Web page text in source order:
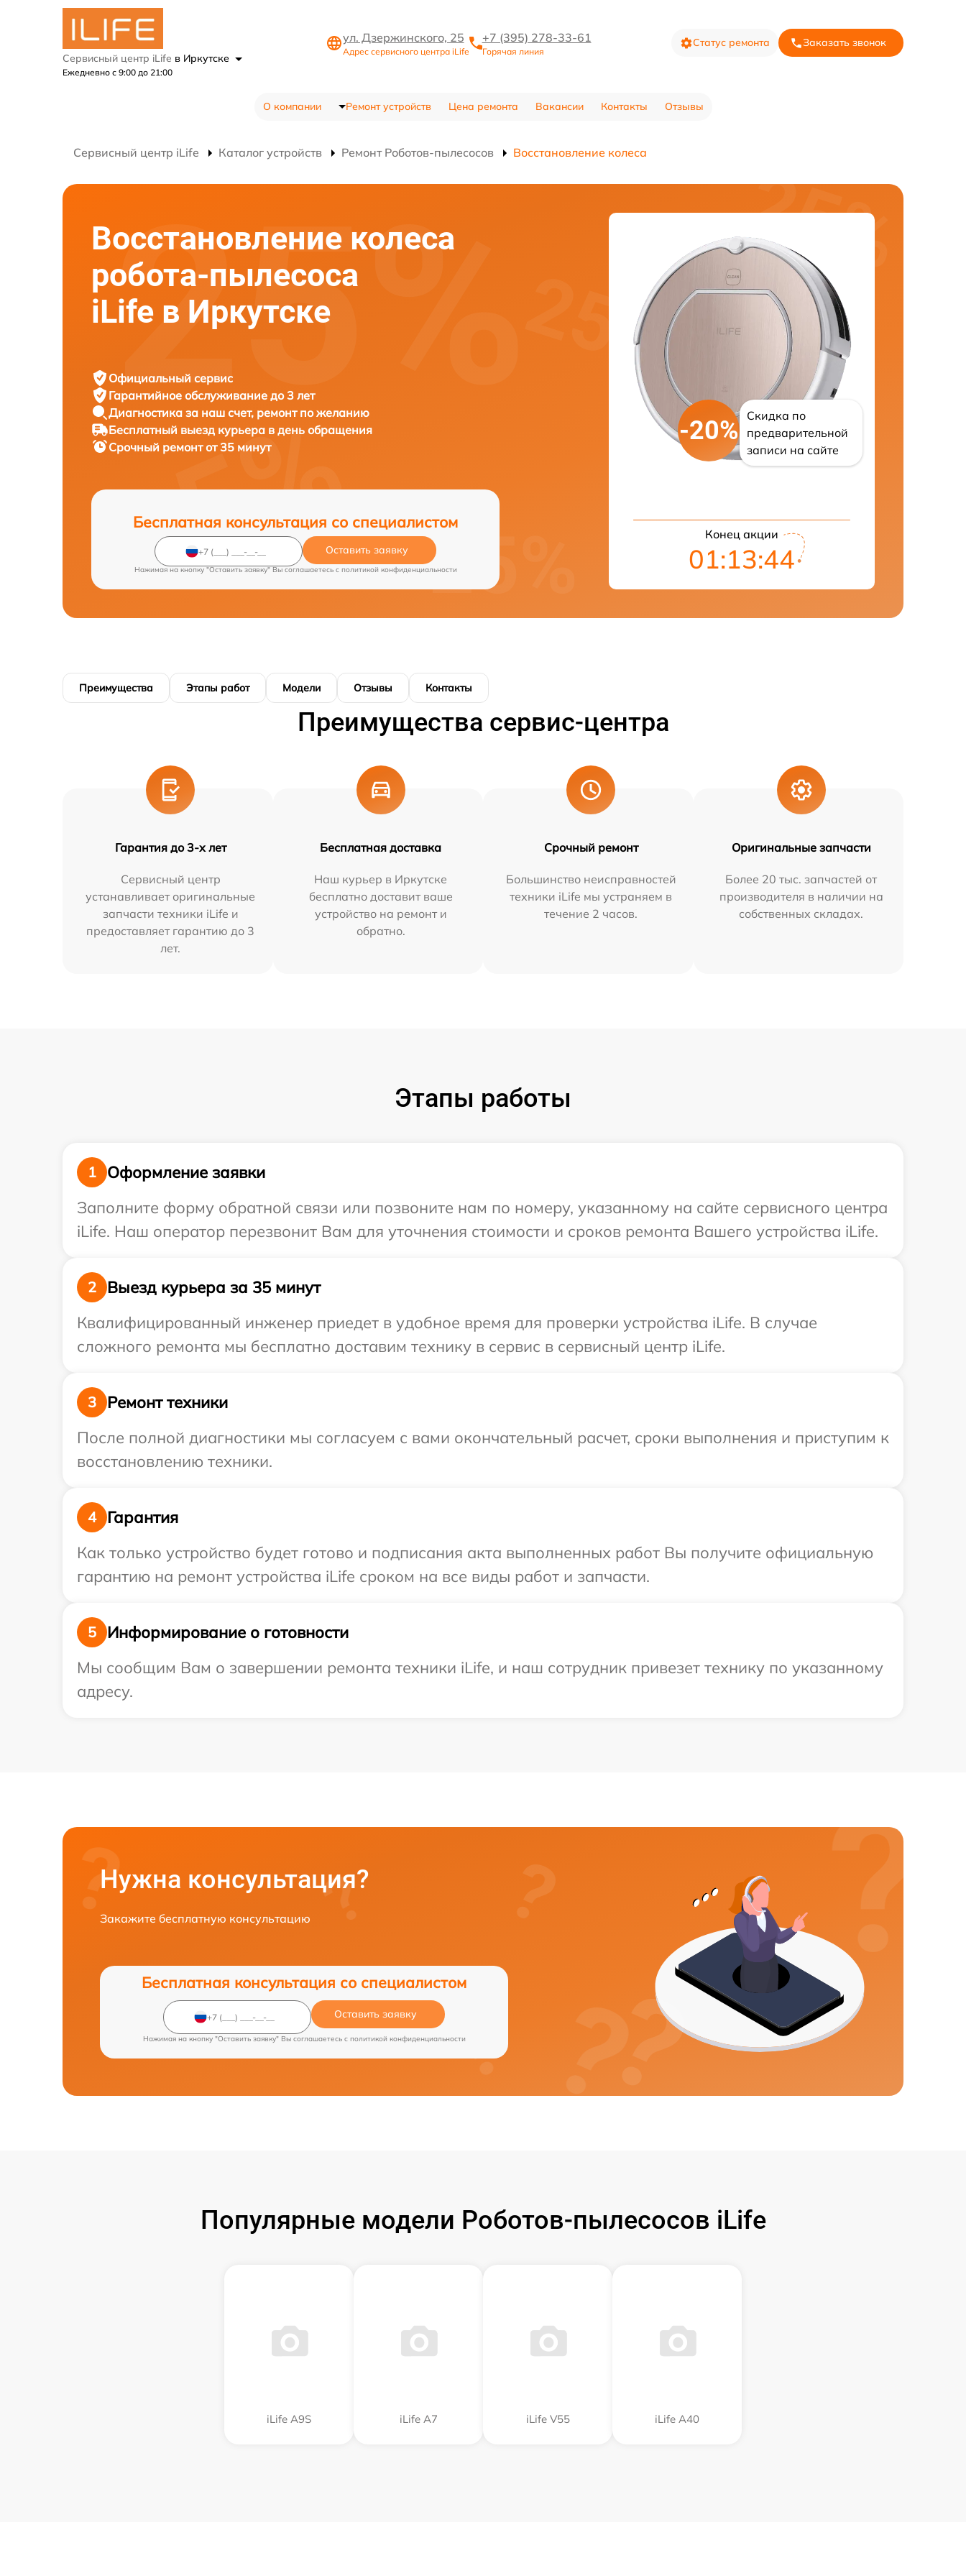
Сервисный центр iLife в Иркутске
Ежедневно с 9:00 до 21:00
ул. Дзержинского, 25
Адрес сервисного центра iLife
+7 (395) 278-33-61
Горячая линия
Статус ремонта Заказать звонок
О компании Ремонт устройств Цена ремонта Вакансии Контакты Отзывы
Сервисный центр iLife Каталог устройств Ремонт Роботов-пылесосов Восстановление колеса
Восстановление колеса
робота-пылесоса
iLife в Иркутске
Официальный сервис
Гарантийное обслуживание до 3 лет
Диагностика за наш счет, ремонт по желанию
Бесплатный выезд курьера в день обращения
Срочный ремонтот 35 минут
Бесплатная консультация со специалистом
Оставить заявку
Нажимая на кнопку "Оставить заявку" Вы соглашаетесь c политикой конфиденциальности
-20%
Скидка по
предварительной
записи на сайте
Конец акции
01:13:43
Преимущества Этапы работ Модели Отзывы Контакты
Преимущества сервис-центра
Гарантия до 3-х лет
Сервисный центр
устанавливает оригинальные
запчасти техники iLife и
предоставляет гарантию до 3
лет.
Бесплатная доставка
Наш курьер в Иркутске
бесплатно доставит ваше
устройство на ремонт и
обратно.
Срочный ремонт
Большинство неисправностей
техники iLife мы устраняем в
течение 2 часов.
Оригинальные запчасти
Более 20 тыс. запчастей от
производителя в наличии на
собственных складах.
Этапы работы
1
Оформление заявки
Заполните форму обратной связи или позвоните нам по номеру, указанному на сайте сервисного центра
iLife. Наш оператор перезвонит Вам для уточнения стоимости и сроков ремонта Вашего устройства iLife.
2
Выезд курьера за 35 минут
Квалифицированный инженер приедет в удобное время для проверки устройства iLife. В случае
сложного ремонта мы бесплатно доставим технику в сервис в сервисный центр iLife.
3
Ремонт техники
После полной диагностики мы согласуем с вами окончательный расчет, сроки выполнения и приступим к
восстановлению техники.
4
Гарантия
Как только устройство будет готово и подписания акта выполненных работ Вы получите официальную
гарантию на ремонт устройства iLife сроком на все виды работ и запчасти.
5
Информирование о готовности
Мы сообщим Вам о завершении ремонта техники iLife, и наш сотрудник привезет технику по указанному
адресу.
Нужна консультация?
Закажите бесплатную консультацию
Бесплатная консультация со специалистом
Оставить заявку
Нажимая на кнопку "Оставить заявку" Вы соглашаетесь c политикой конфиденциальности
Популярные модели Роботов-пылесосов iLife
iLife A9S iLife A7 iLife V55 iLife A40